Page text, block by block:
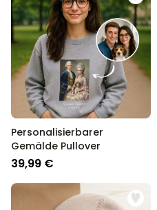
Personalisierbarer
Gemälde Pullover
39,99 €